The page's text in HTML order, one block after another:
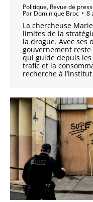
Politique, Revue de
Par Dominique Broc 8
La chercheuse
limites de la
la drogue. Avec ses
gouvernement
qui guide depuis
trafic et la
recherche à